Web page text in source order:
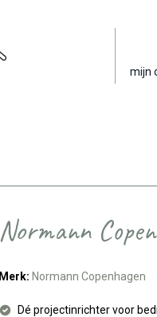
mijn
Normann
Merk: Normann Copenhagen
Dé projectinrichter voor